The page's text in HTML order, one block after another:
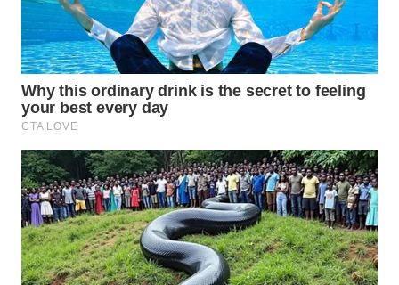
WN
KEPULAUAN
SERIBU
WN
TANGERANG
WN
BINJAI
WN
CIREBON